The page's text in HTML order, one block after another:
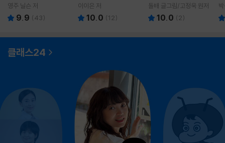
영주 닐슨 저
9.9 (43)
이이은 저
10.0 (12)
돌배 글그림/고정욱 원저
10.0 ( 2)
클래스24